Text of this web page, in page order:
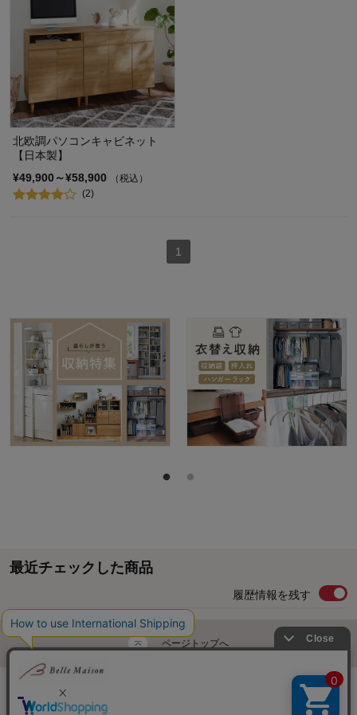
北欧調パソコンキャビネット
【日本製】
¥49,900～¥58,900
（税込）
(2)
1
最近チェックした商品
履歴情報を残す
ページトップへ
ご利用ガイド・お知らせ